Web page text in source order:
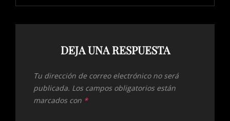
DEJA UNA RESPUESTA
Tu dirección de correo electrónico no será
publicada. Los campos obligatorios están
marcados con *